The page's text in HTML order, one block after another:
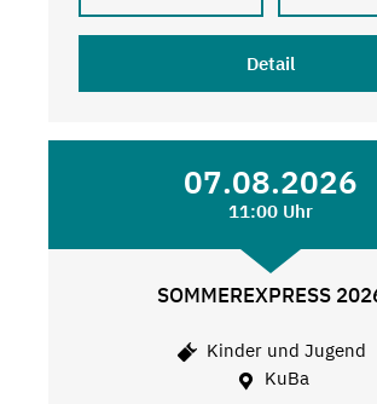
Detail
07.08.2026
11:00 Uhr
SOMMEREXPRESS
Kinder und Jugend
KuBa